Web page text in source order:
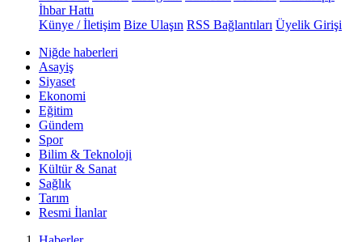
İhbar Hattı
Künye / İletişim Bize Ulaşın RSS Bağlantıları Üyelik Girişi
Niğde haberleri
Asayiş
Siyaset
Ekonomi
Eğitim
Gündem
Spor
Bilim & Teknoloji
Kültür & Sanat
Sağlık
Tarım
Resmi İlanlar